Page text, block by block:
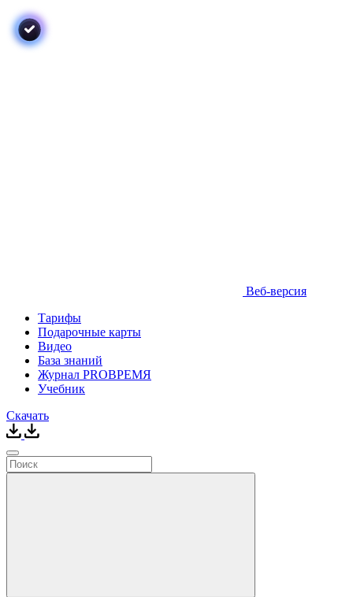
Веб-версия
Тарифы
Подарочные карты
Видео
База знаний
Журнал PROВРЕМЯ
Учебник
Скачать